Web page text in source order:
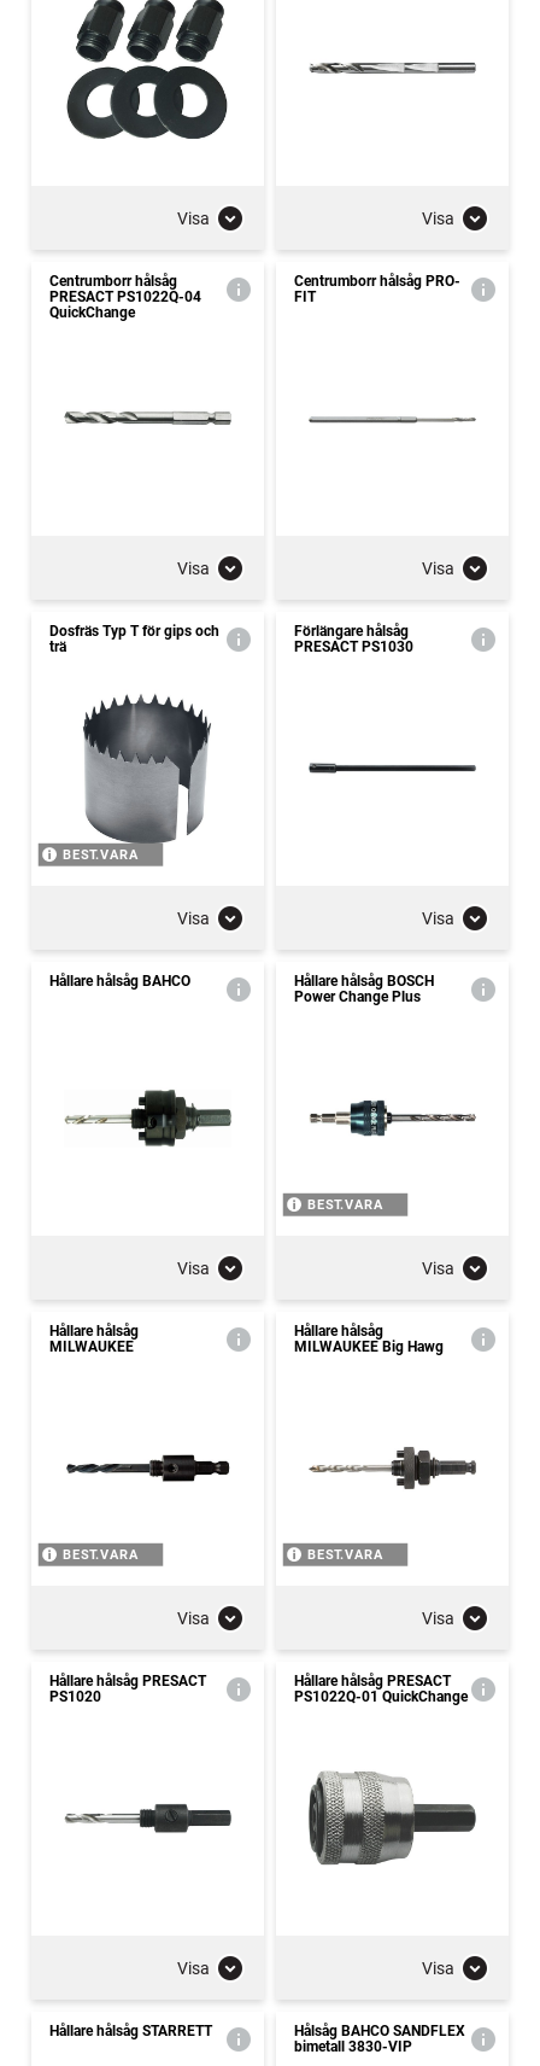
Visa Visa
Centrumborr hålsåg
PRESACT PS1022Q-04
QuickChange
Visa
Centrumborr hålsåg PRO-
FIT
Visa
Dosfräs Typ T för gips och
trä
BEST.VARA
Visa
Förlängare hålsåg
PRESACT PS1030
Visa
Hållare hålsåg BAHCO
Visa
Hållare hålsåg BOSCH
Power Change Plus
BEST.VARA
Visa
Hållare hålsåg
MILWAUKEE
BEST.VARA
Visa
Hållare hålsåg
MILWAUKEE Big Hawg
BEST.VARA
Visa
Hållare hålsåg PRESACT
PS1020
Visa
Hållare hålsåg PRESACT
PS1022Q-01 QuickChange
Visa
Hållare hålsåg STARRETT
Hålsåg BAHCO SANDFLEX
bimetall 3830-VIP